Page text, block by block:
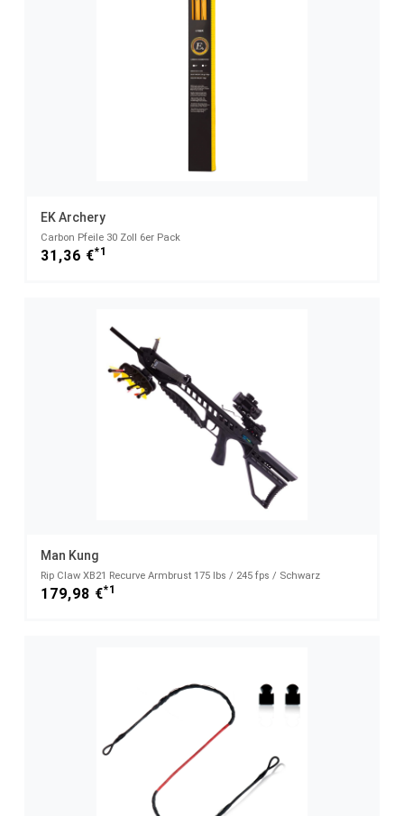
EK Archery
Carbon Pfeile 30 Zoll 6er Pack
31,36 €*1
Man Kung
Rip Claw XB21 Recurve Armbrust 175 lbs / 245 fps / Schwarz
179,98 €*1